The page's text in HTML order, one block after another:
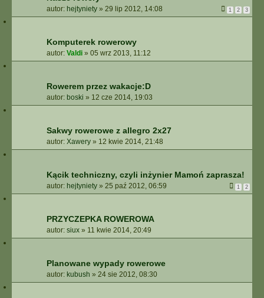
autor: hejtyniety » 29 lip 2012, 14:08 1 2 3
Komputerek rowerowy
autor: Valdi » 05 wrz 2013, 11:12
Rowerem przez wakacje:D
autor: boski » 12 cze 2014, 19:03
Sakwy rowerowe z allegro 2x27
autor: Xawery » 12 kwie 2014, 21:48
Kącik techniczny, czyli inżynier Mamoń zaprasza!
autor: hejtyniety » 25 paź 2012, 06:59 1 2
PRZYCZEPKA ROWEROWA
autor: siux » 11 kwie 2014, 20:49
Planowane wypady rowerowe
autor: kubush » 24 sie 2012, 08:30